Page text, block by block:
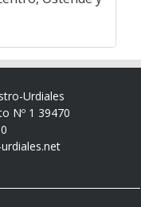
Urdiales
Nº 1 39470